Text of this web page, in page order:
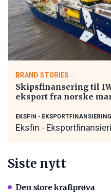
BRAND STORIES
Skipsfinansering til
eksport fra norske
EKSFIN -
Eksfin -
Siste nytt
Den store kraftprøva